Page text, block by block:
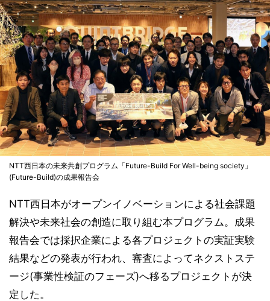
NTT西日本の未来共創プログラム「Future-Build For Well-being society」
(Future-Build)の成果報告会
NTT西日本がオープンイノベーションによる社会課題
解決や未来社会の創造に取り組む本プログラム。成果
報告会では採択企業による各プロジェクトの実証実験
結果などの発表が行われ、審査によってネクストステ
ージ(事業性検証のフェーズ)へ移るプロジェクトが決
定した。